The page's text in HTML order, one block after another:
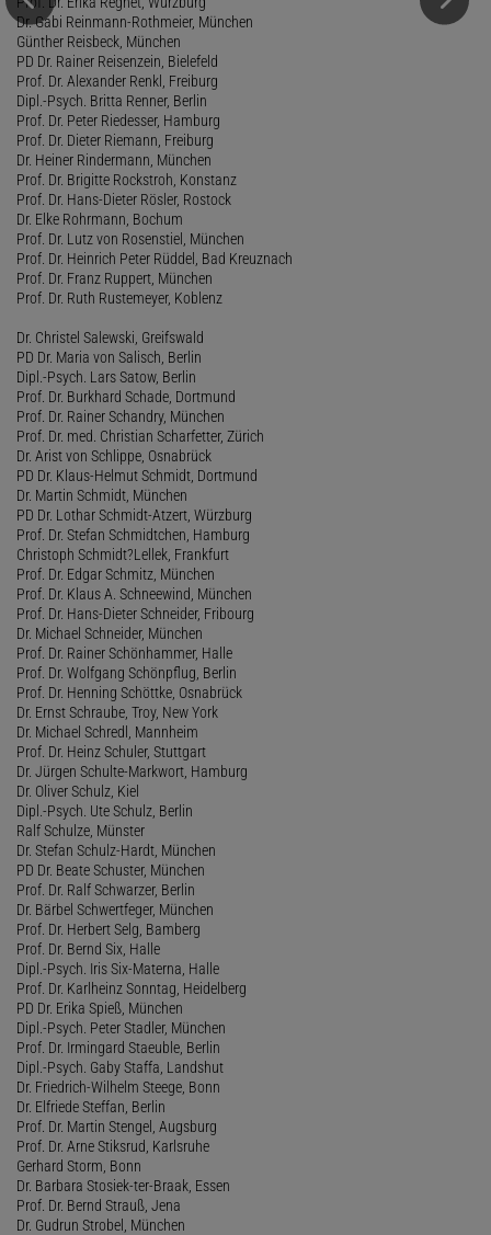
Dr. Gabi Reinmann-Rothmeier, München
Günther Reisbeck, München
PD Dr. Rainer Reisenzein, Bielefeld
Prof. Dr. Alexander Renkl, Freiburg
Dipl.-Psych. Britta Renner, Berlin
Prof. Dr. Peter Riedesser, Hamburg
Prof. Dr. Dieter Riemann, Freiburg
Dr. Heiner Rindermann, München
Prof. Dr. Brigitte Rockstroh, Konstanz
Prof. Dr. Hans-Dieter Rösler, Rostock
Dr. Elke Rohrmann, Bochum
Prof. Dr. Lutz von Rosenstiel, München
Prof. Dr. Heinrich Peter Rüddel, Bad Kreuznach
Prof. Dr. Franz Ruppert, München
Prof. Dr. Ruth Rustemeyer, Koblenz
Dr. Christel Salewski, Greifswald
PD Dr. Maria von Salisch, Berlin
Dipl.-Psych. Lars Satow, Berlin
Prof. Dr. Burkhard Schade, Dortmund
Prof. Dr. Rainer Schandry, München
Prof. Dr. med. Christian Scharfetter, Zürich
Dr. Arist von Schlippe, Osnabrück
PD Dr. Klaus-Helmut Schmidt, Dortmund
Dr. Martin Schmidt, München
PD Dr. Lothar Schmidt-Atzert, Würzburg
Prof. Dr. Stefan Schmidtchen, Hamburg
Christoph Schmidt?Lellek, Frankfurt
Prof. Dr. Edgar Schmitz, München
Prof. Dr. Klaus A. Schneewind, München
Prof. Dr. Hans-Dieter Schneider, Fribourg
Dr. Michael Schneider, München
Prof. Dr. Rainer Schönhammer, Halle
Prof. Dr. Wolfgang Schönpflug, Berlin
Prof. Dr. Henning Schöttke, Osnabrück
Dr. Ernst Schraube, Troy, New York
Dr. Michael Schredl, Mannheim
Prof. Dr. Heinz Schuler, Stuttgart
Dr. Jürgen Schulte-Markwort, Hamburg
Dr. Oliver Schulz, Kiel
Dipl.-Psych. Ute Schulz, Berlin
Ralf Schulze, Münster
Dr. Stefan Schulz-Hardt, München
PD Dr. Beate Schuster, München
Prof. Dr. Ralf Schwarzer, Berlin
Dr. Bärbel Schwertfeger, München
Prof. Dr. Herbert Selg, Bamberg
Prof. Dr. Bernd Six, Halle
Dipl.-Psych. Iris Six-Materna, Halle
Prof. Dr. Karlheinz Sonntag, Heidelberg
PD Dr. Erika Spieß, München
Dipl.-Psych. Peter Stadler, München
Prof. Dr. Irmingard Staeuble, Berlin
Dipl.-Psych. Gaby Staffa, Landshut
Dr. Friedrich-Wilhelm Steege, Bonn
Dr. Elfriede Steffan, Berlin
Prof. Dr. Martin Stengel, Augsburg
Prof. Dr. Arne Stiksrud, Karlsruhe
Gerhard Storm, Bonn
Dr. Barbara Stosiek-ter-Braak, Essen
Prof. Dr. Bernd Strauß, Jena
Dr. Gudrun Strobel, München